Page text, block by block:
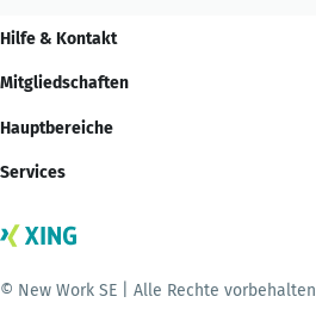
Hilfe & Kontakt
Mitgliedschaften
Hauptbereiche
Services
© New Work SE | Alle Rechte vorbehalten